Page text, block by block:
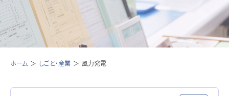
ホーム しごと・産業 風力発電